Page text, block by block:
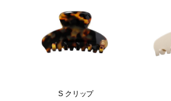
S クリップ